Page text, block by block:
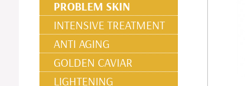
PROBLEM SKIN
INTENSIVE TREATMENT
ANTI AGING
GOLDEN CAVIAR
LIGHTENING